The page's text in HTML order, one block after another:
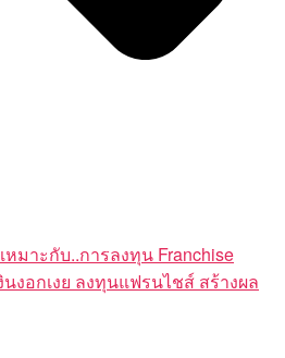
มาะกับ..การลงทุน Franchise
นงอกเงย ลงทุนแฟรนไชส์ สร้างผล